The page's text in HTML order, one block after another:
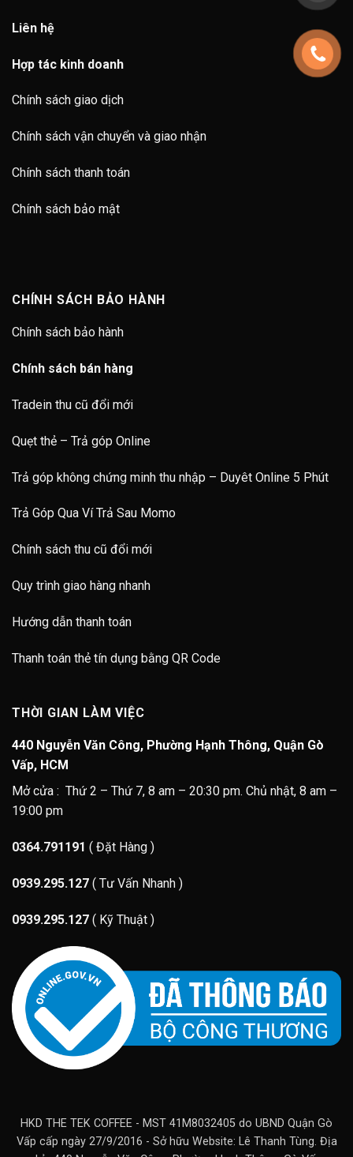
Liên hệ
Hợp tác kinh doanh
Chính sách giao dịch
Chính sách vận chuyển và giao nhận
Chính sách thanh toán
Chính sách bảo mật
CHÍNH SÁCH BẢO HÀNH
Chính sách bảo hành
Chính sách bán hàng
Tradein thu cũ đổi mới
Quẹt thẻ – Trả góp Online
Trả góp không chứng minh thu nhập – Duyêt Online 5 Phút
Trả Góp Qua Ví Trả Sau Momo
Chính sách thu cũ đổi mới
Quy trình giao hàng nhanh
Hướng dẫn thanh toán
Thanh toán thẻ tín dụng bằng QR Code
THỜI GIAN LÀM VIỆC
440 Nguyễn Văn Công, Phường Hạnh Thông, Quận Gò
Vấp, HCM
Mở cửa : Thứ 2 – Thứ 7, 8 am – 20:30 pm. Chủ nhật, 8 am –
19:00 pm
0364.791191 ( Đặt Hàng )
0939.295.127 ( Tư Vấn Nhanh )
0939.295.127 ( Kỹ Thuật )
HKD THE TEK COFFEE - MST 41M8032405 do UBND Quận Gò
Vấp cấp ngày 27/9/2016 - Sở hữu Website: Lê Thanh Tùng. Địa